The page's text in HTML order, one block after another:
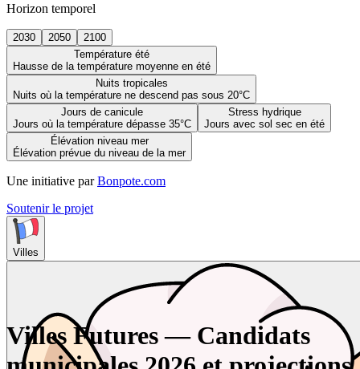
Horizon temporel
2030 2050
2100
Température été
Hausse de la température moyenne en été
Nuits tropicales
Nuits où la température ne descend pas sous 20°C
Jours de canicule
Jours où la température dépasse 35°C
Stress hydrique
Jours avec sol sec en été
Élévation niveau mer
Élévation prévue du niveau de la mer
Une initiative par Bonpote.com
Soutenir le projet
Villes
Villes Futures — Candidats